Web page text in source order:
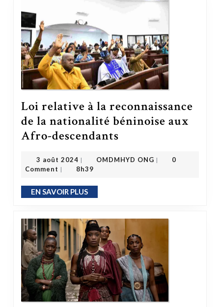
Loi relative à la reconnaissance
de la nationalité béninoise aux
Afro-descendants
3 août 2024 3 août 2024
| OMDMHYD ONG |
0
Comment | 8h39
EN SAVOIR PLUSEN SAVOIR PLUS